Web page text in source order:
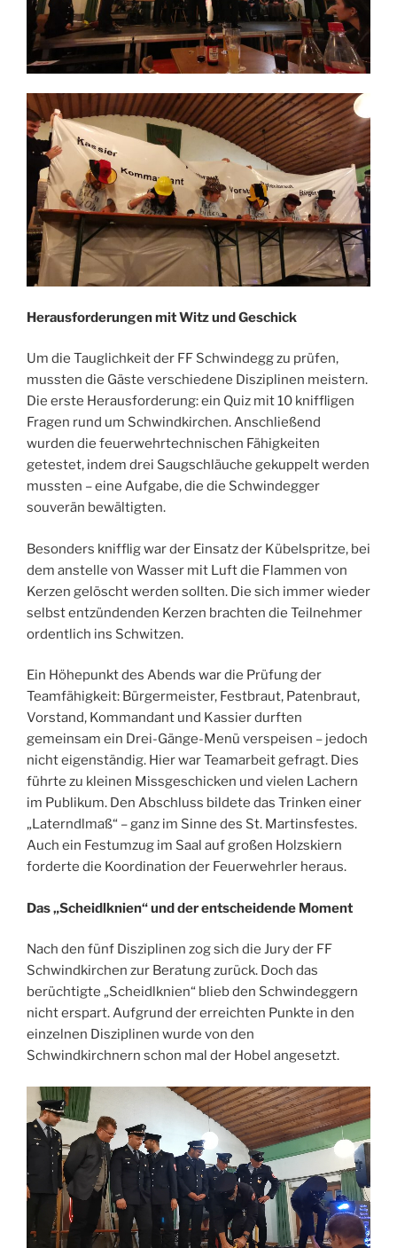
Herausforderungen mit Witz und Geschick
Um die Tauglichkeit der FF Schwindegg zu prüfen,
mussten die Gäste verschiedene Disziplinen meistern.
Die erste Herausforderung: ein Quiz mit 10 kniffligen
Fragen rund um Schwindkirchen. Anschließend
wurden die feuerwehrtechnischen Fähigkeiten
getestet, indem drei Saugschläuche gekuppelt werden
mussten – eine Aufgabe, die die Schwindegger
souverän bewältigten.
Besonders knifflig war der Einsatz der Kübelspritze, bei
dem anstelle von Wasser mit Luft die Flammen von
Kerzen gelöscht werden sollten. Die sich immer wieder
selbst entzündenden Kerzen brachten die Teilnehmer
ordentlich ins Schwitzen.
Ein Höhepunkt des Abends war die Prüfung der
Teamfähigkeit: Bürgermeister, Festbraut, Patenbraut,
Vorstand, Kommandant und Kassier durften
gemeinsam ein Drei-Gänge-Menü verspeisen – jedoch
nicht eigenständig. Hier war Teamarbeit gefragt. Dies
führte zu kleinen Missgeschicken und vielen Lachern
im Publikum. Den Abschluss bildete das Trinken einer
„Laterndlmaß“ – ganz im Sinne des St. Martinsfestes.
Auch ein Festumzug im Saal auf großen Holzskiern
forderte die Koordination der Feuerwehrler heraus.
Das „Scheidlknien“ und der entscheidende Moment
Nach den fünf Disziplinen zog sich die Jury der FF
Schwindkirchen zur Beratung zurück. Doch das
berüchtigte „Scheidlknien“ blieb den Schwindeggern
nicht erspart. Aufgrund der erreichten Punkte in den
einzelnen Disziplinen wurde von den
Schwindkirchnern schon mal der Hobel angesetzt.